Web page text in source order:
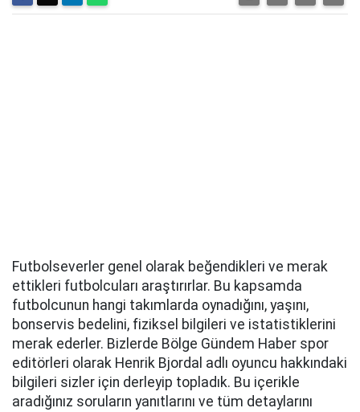
Futbolseverler genel olarak beğendikleri ve merak
ettikleri futbolcuları araştırırlar. Bu kapsamda
futbolcunun hangi takımlarda oynadığını, yaşını,
bonservis bedelini, fiziksel bilgileri ve istatistiklerini
merak ederler. Bizlerde Bölge Gündem Haber spor
editörleri olarak Henrik Bjordal adlı oyuncu hakkındaki
bilgileri sizler için derleyip topladık. Bu içerikle
aradığınız soruların yanıtlarını ve tüm detaylarını